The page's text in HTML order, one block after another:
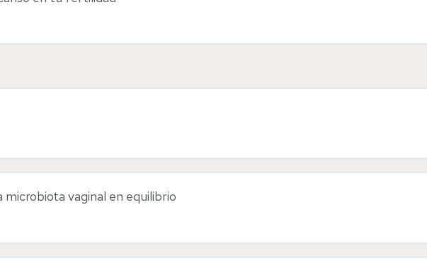
vaginal en equilibrio